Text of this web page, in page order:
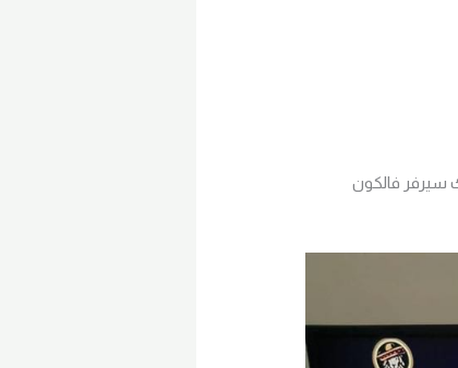
الفني. اشتراك سيرفر فالكون